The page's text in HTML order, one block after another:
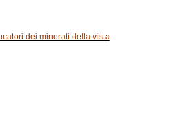
dei minorati della vista